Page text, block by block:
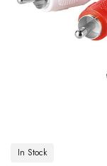
In Stock